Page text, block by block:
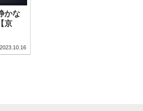
かな
京
2023.10.16